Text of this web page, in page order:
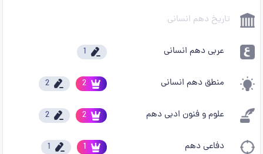
تاریخ دهم انسانی
عربی دهم انسانی 1
منطق دهم انسانی 2
2
علوم و فنون ادبی دهم 2
2
دفاعی دهم 1
1